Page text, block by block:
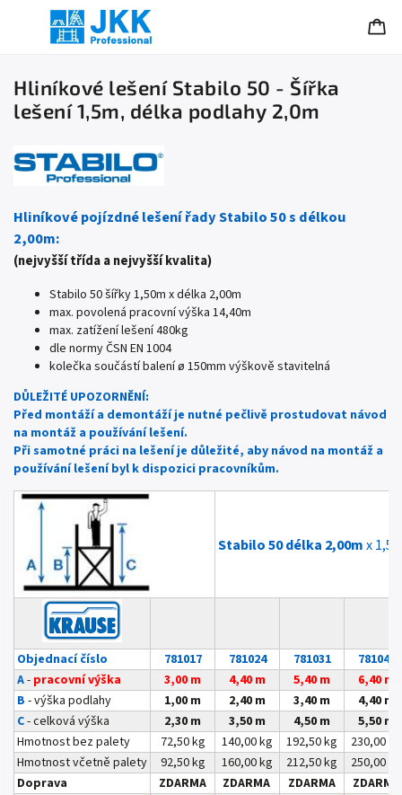
Hliníkové lešení Stabilo 50 - Šířka
lešení 1,5m, délka podlahy 2,0m
Hliníkové pojízdné lešení řady Stabilo 50 s délkou
2,00m:
(nejvyšší třída a nejvyšší kvalita)
Stabilo 50 šířky 1,50m x délka 2,00m
max. povolená pracovní výška 14,40m
max. zatížení lešení 480kg
dle normy ČSN EN 1004
kolečka součástí baleníø 150mm výškově stavitelná
DŮLEŽITÉ UPOZORNĚNÍ:
Před montáží a demontáží je nutné pečlivě prostudovat návod
na montáž a používání lešení.
Při samotné práci na lešení je důležité, aby návod na montáž a
používání lešení byl k dispozici pracovníkům.
Stabilo 50 délka 2,00mx
Objednací číslo 781017 781024 781031
781048
A- pracovní výška 3,00 m 4,40 m 5,40 m
6,40 m
B - výška podlahy 1,00 m 2,40 m 3,40 m
4,40 m
C- celková výška 2,30 m 3,50 m 4,50 m
5,50 m
Hmotnost bez palety
72,50 kg 140,00 kg 192,50 kg
230,00 kg
Hmotnost včetně palety
92,50 kg 160,00 kg 212,50 kg
250,00 kg
Doprava
ZDARMA ZDARMA ZDARMA
ZDARMA